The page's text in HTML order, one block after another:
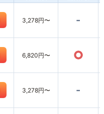
3,278円〜 -
6,820円〜 ○
3,278円〜 -